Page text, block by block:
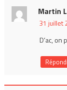
Martin
31 juillet
D’ac, on